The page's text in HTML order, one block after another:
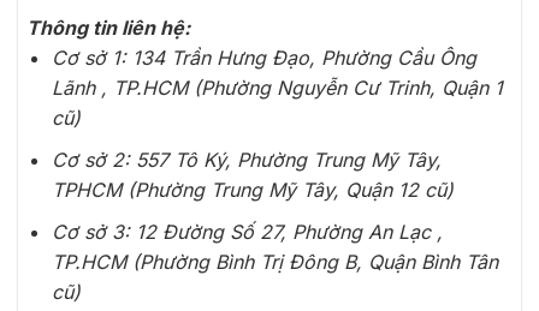
Thông tin liên hệ:
Cơ sở 1: 134 Trần Hưng Đạo, Phường Cầu Ông
Lãnh , TP.HCM (Phường Nguyễn Cư Trinh, Quận 1
cũ)
Cơ sở 2: 557 Tô Ký, Phường Trung Mỹ Tây,
TPHCM (Phường Trung Mỹ Tây, Quận 12 cũ)
Cơ sở 3: 12 Đường Số 27, Phường An Lạc ,
TP.HCM (Phường Bình Trị Đông B, Quận Bình Tân
cũ)